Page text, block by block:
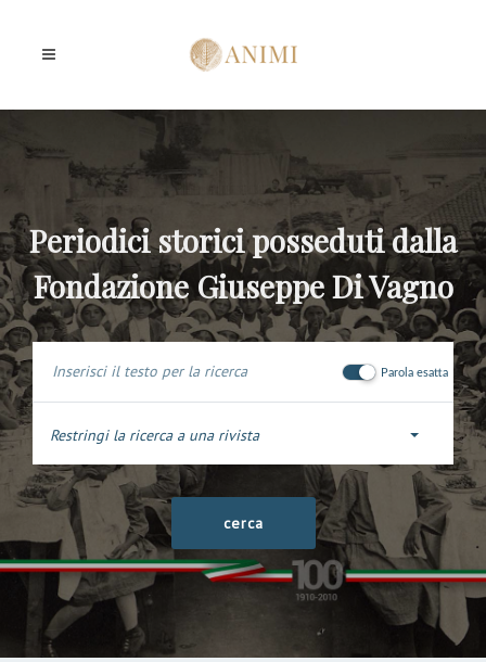
Periodici storici posseduti dalla
Fondazione Giuseppe Di Vagno
Parola esatta
Restringi la ricerca a una rivista